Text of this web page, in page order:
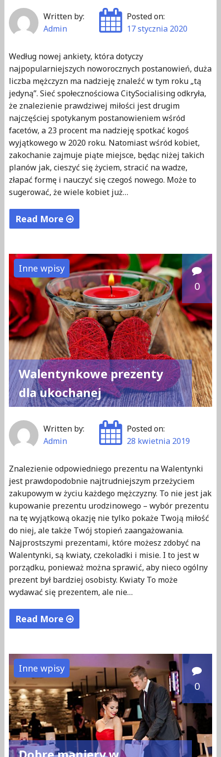
Written by:
Admin
Posted on:
17 stycznia 2020
Według nowej ankiety, która dotyczy
najpopularniejszych noworocznych postanowień, duża
liczba mężczyzn ma nadzieję znaleźć w tym roku „tą
jedyną”. Sieć społecznościowa CitySocialising odkryła,
że ​​znalezienie prawdziwej miłości jest drugim
najczęściej spotykanym postanowieniem wśród
facetów, a 23 procent ma nadzieję spotkać kogoś
wyjątkowego w 2020 roku. Natomiast wśród kobiet,
zakochanie zajmuje piąte miejsce, będąc niżej takich
planów jak, cieszyć się życiem, stracić na wadze,
złapać formę i nauczyć się czegoś nowego. Może to
sugerować, że wiele kobiet już…
Read More
miłości”
w
2020
roku"
Inne wpisy
0
Walentynkowe prezenty
dla ukochanej
Written by:
Admin
Posted on:
28 kwietnia 2019
Znalezienie odpowiedniego prezentu na Walentynki
jest prawdopodobnie najtrudniejszym przeżyciem
zakupowym w życiu każdego mężczyzny. To nie jest jak
kupowanie prezentu urodzinowego – wybór prezentu
na tę wyjątkową okazję nie tylko pokaże Twoją miłość
do niej, ale także Twój stopień zaangażowania.
Najprostszymi prezentami, które możesz zdobyć na
Walentynki, są kwiaty, czekoladki i misie. I to jest w
porządku, ponieważ można sprawić, aby nieco ogólny
prezent był bardziej osobisty. Kwiaty To może
wydawać się prezentem, ale nie…
Read More
dla
ukochanej"
Inne wpisy
0